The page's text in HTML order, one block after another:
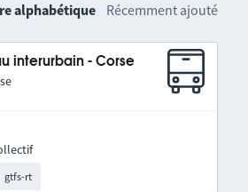
alphabétique Récemment ajouté
interurbain - Corse
gtfs-rt